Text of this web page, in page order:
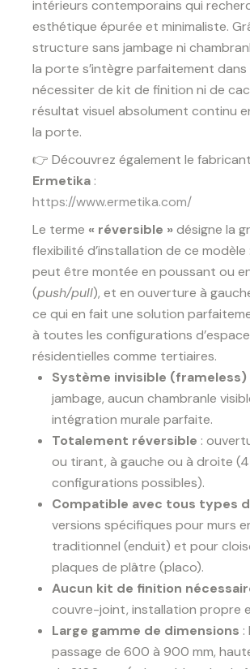
intérieurs contemporains qui
esthétique épurée et minimaliste.
structure sans jambage ni
la porte s’intègre parfaitement dans
nécessiter de kit de finition ni de
résultat visuel absolument continu
la porte.
👉 Découvrez également le
Ermetika :
https://www.ermetika.com/
Le terme « réversible »désigne la
flexibilité d’installation de ce
peut être montée en poussant ou
(push/pull), et en ouverture à
ce qui en fait une solution
à toutes les configurations
résidentielles comme tertiaires.
Système invisible (frameless)
jambage, aucun chambranle
intégration murale parfaite.
Totalement réversible :
ou tirant, à gauche ou à droite (4
configurations possibles).
Compatible avec tous types
versions spécifiques pour murs
traditionnel (enduit) et pour
plaques de plâtre (placo).
Aucun kit de finition
couvre-joint, installation propre
Large gamme de dimensions :
passage de 600 à 900 mm,